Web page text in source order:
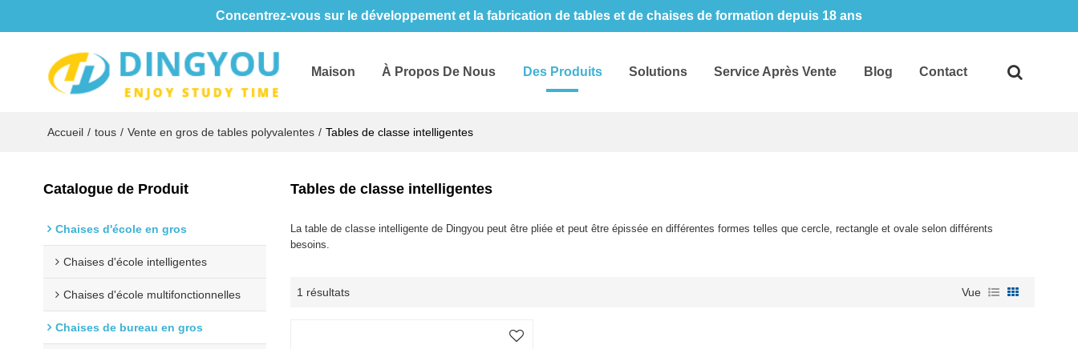
Concentrez-vous sur le développement et la fabrication de tables et de chaises de formation depuis 18 ans
Maison À Propos De Nous Des Produits Solutions Service Après Vente Blog Contact
Accueil / tous / Vente en gros de tables polyvalentes / Tables de classe intelligentes
Catalogue de Produit
Chaises d'école en gros
Chaises d'école intelligentes
Chaises d'école multifonctionnelles
Chaises de bureau en gros
Tables de classe intelligentes
La table de classe intelligente de Dingyou peut être pliée et peut être épissée en différentes formes telles que cercle, rectangle et ovale selon différents
besoins.
1 résultats Vue